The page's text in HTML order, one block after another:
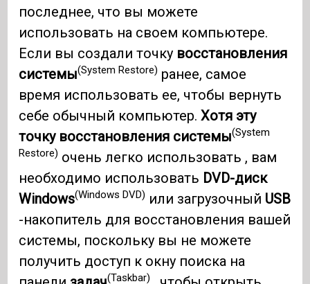
последнее, что вы можете
использовать на своем компьютере.
Если вы создали точку восстановления
системы(System Restore) ранее, самое
время использовать ее, чтобы вернуть
себе обычный компьютер.Хотя эту
точку восстановления системы(System
Restore) очень легко использовать , вам
необходимо использовать DVD-диск
Windows(Windows DVD) или загрузочный USB
-накопитель для восстановления вашей
системы, поскольку вы не можете
получить доступ к окну поиска на
(Taskbar)